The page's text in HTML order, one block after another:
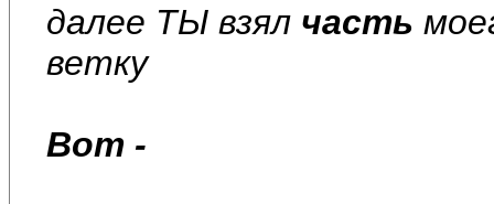
далее ТЫ взял часть
ветку
Вот -